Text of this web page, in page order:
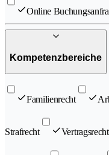
Online
Kompetenzbereiche
Familienrecht
Strafrecht Vertragsrecht